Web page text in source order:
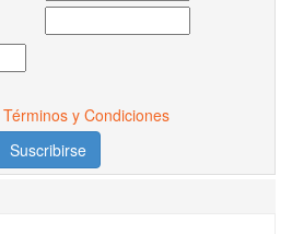
Términos y Condiciones